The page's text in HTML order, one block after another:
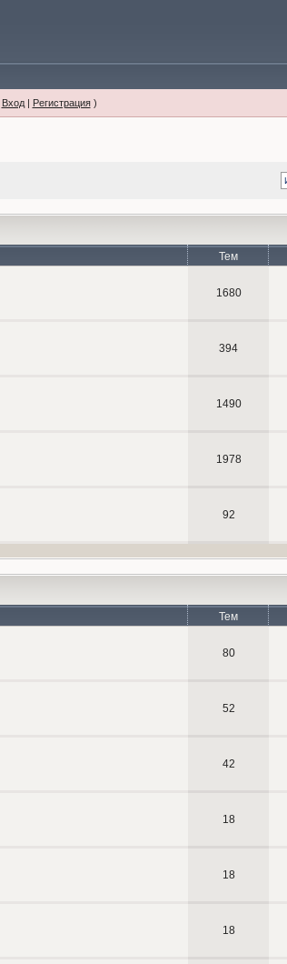
Вход| Регистрация)
Тем
1680
394
1490
1978
92
Тем
80
52
42
18
18
18